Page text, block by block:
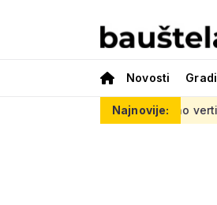
Novosti
Najnovije:
Šareno vertikalno selo: